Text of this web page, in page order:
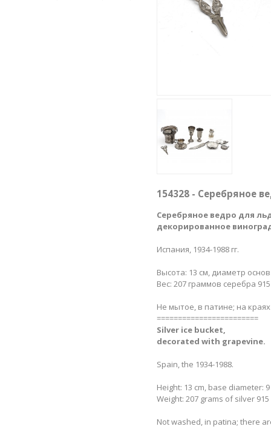
154328 - Серебряное
Серебряное ведро для
декорированное
Испания, 1934-1988 гг.
Высота: 13 см, диаметр
Вес: 207 граммов серебра
Не мытое, в патине; на
========================
Silver ice bucket,
decorated with grapevine.
Spain, the 1934-1988.
Height: 13 cm, base diameter:
Weight: 207 grams of silver
Not washed, in patina; there